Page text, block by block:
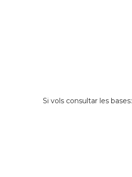
Si vols consultar les bases: